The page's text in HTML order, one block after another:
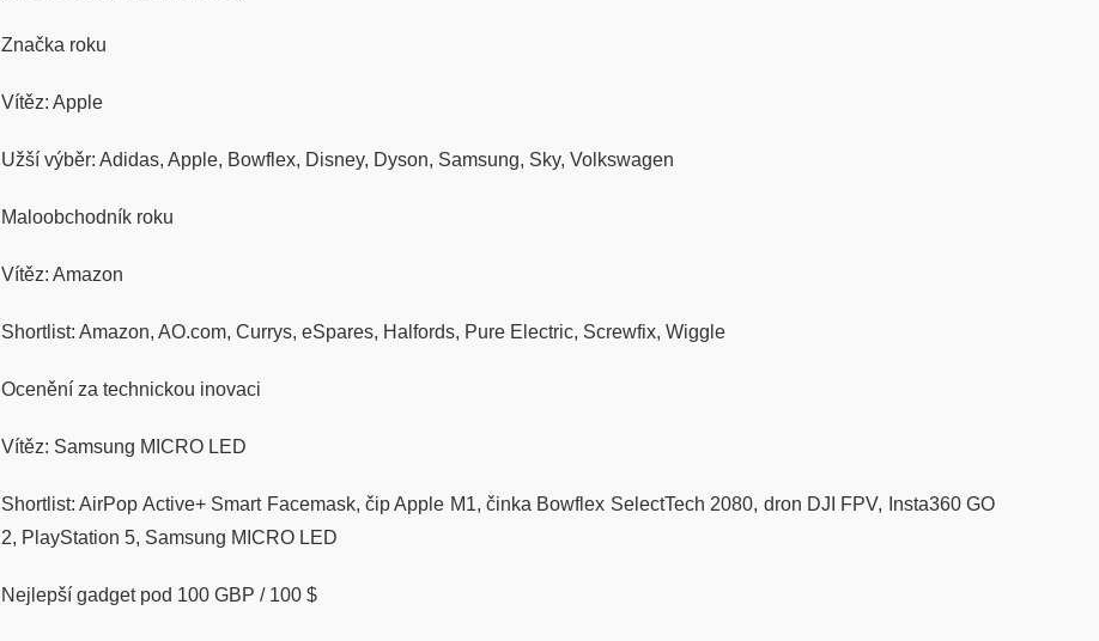
Značka roku
Vítěz: Apple
Užší výběr: Adidas, Apple, Bowflex, Disney, Dyson, Samsung, Sky, Volkswagen
Maloobchodník roku
Vítěz: Amazon
Shortlist: Amazon, AO.com, Currys, eSpares, Halfords, Pure Electric, Screwfix, Wiggle
Ocenění za technickou inovaci
Vítěz: Samsung MICRO LED
Shortlist: AirPop Active+ Smart Facemask, čip Apple M1, činka Bowflex SelectTech 2080, dron DJI FPV, Insta360 GO
2, PlayStation 5, Samsung MICRO LED
Nejlepší gadget pod 100 GBP / 100 $